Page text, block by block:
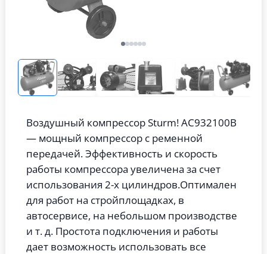
Воздушный компрессор Sturm! AC932100B
— мощный компрессор с ременной
передачей. Эффективность и скорость
работы компрессора увеличена за счет
использования 2-х цилиндров.Оптимален
для работ на стройплощадках, в
автосервисе, на небольшом производстве
и т. д. Простота подключения и работы
дает возможность использовать все